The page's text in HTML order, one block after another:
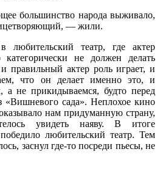
большинство народа выживало,
— жили.
любительский театр, где актер
не должен делать
правильный актер роль играет, и
что он делает именно это, и
а не прикидываемся, будто перед
сада». Неплохое кино
нам придуманную страну,
увидеть наяву. В итоге
любительский театр. Тем
заснул где-то посреди пьесы, не